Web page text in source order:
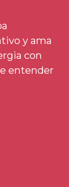
y ama
con
entender